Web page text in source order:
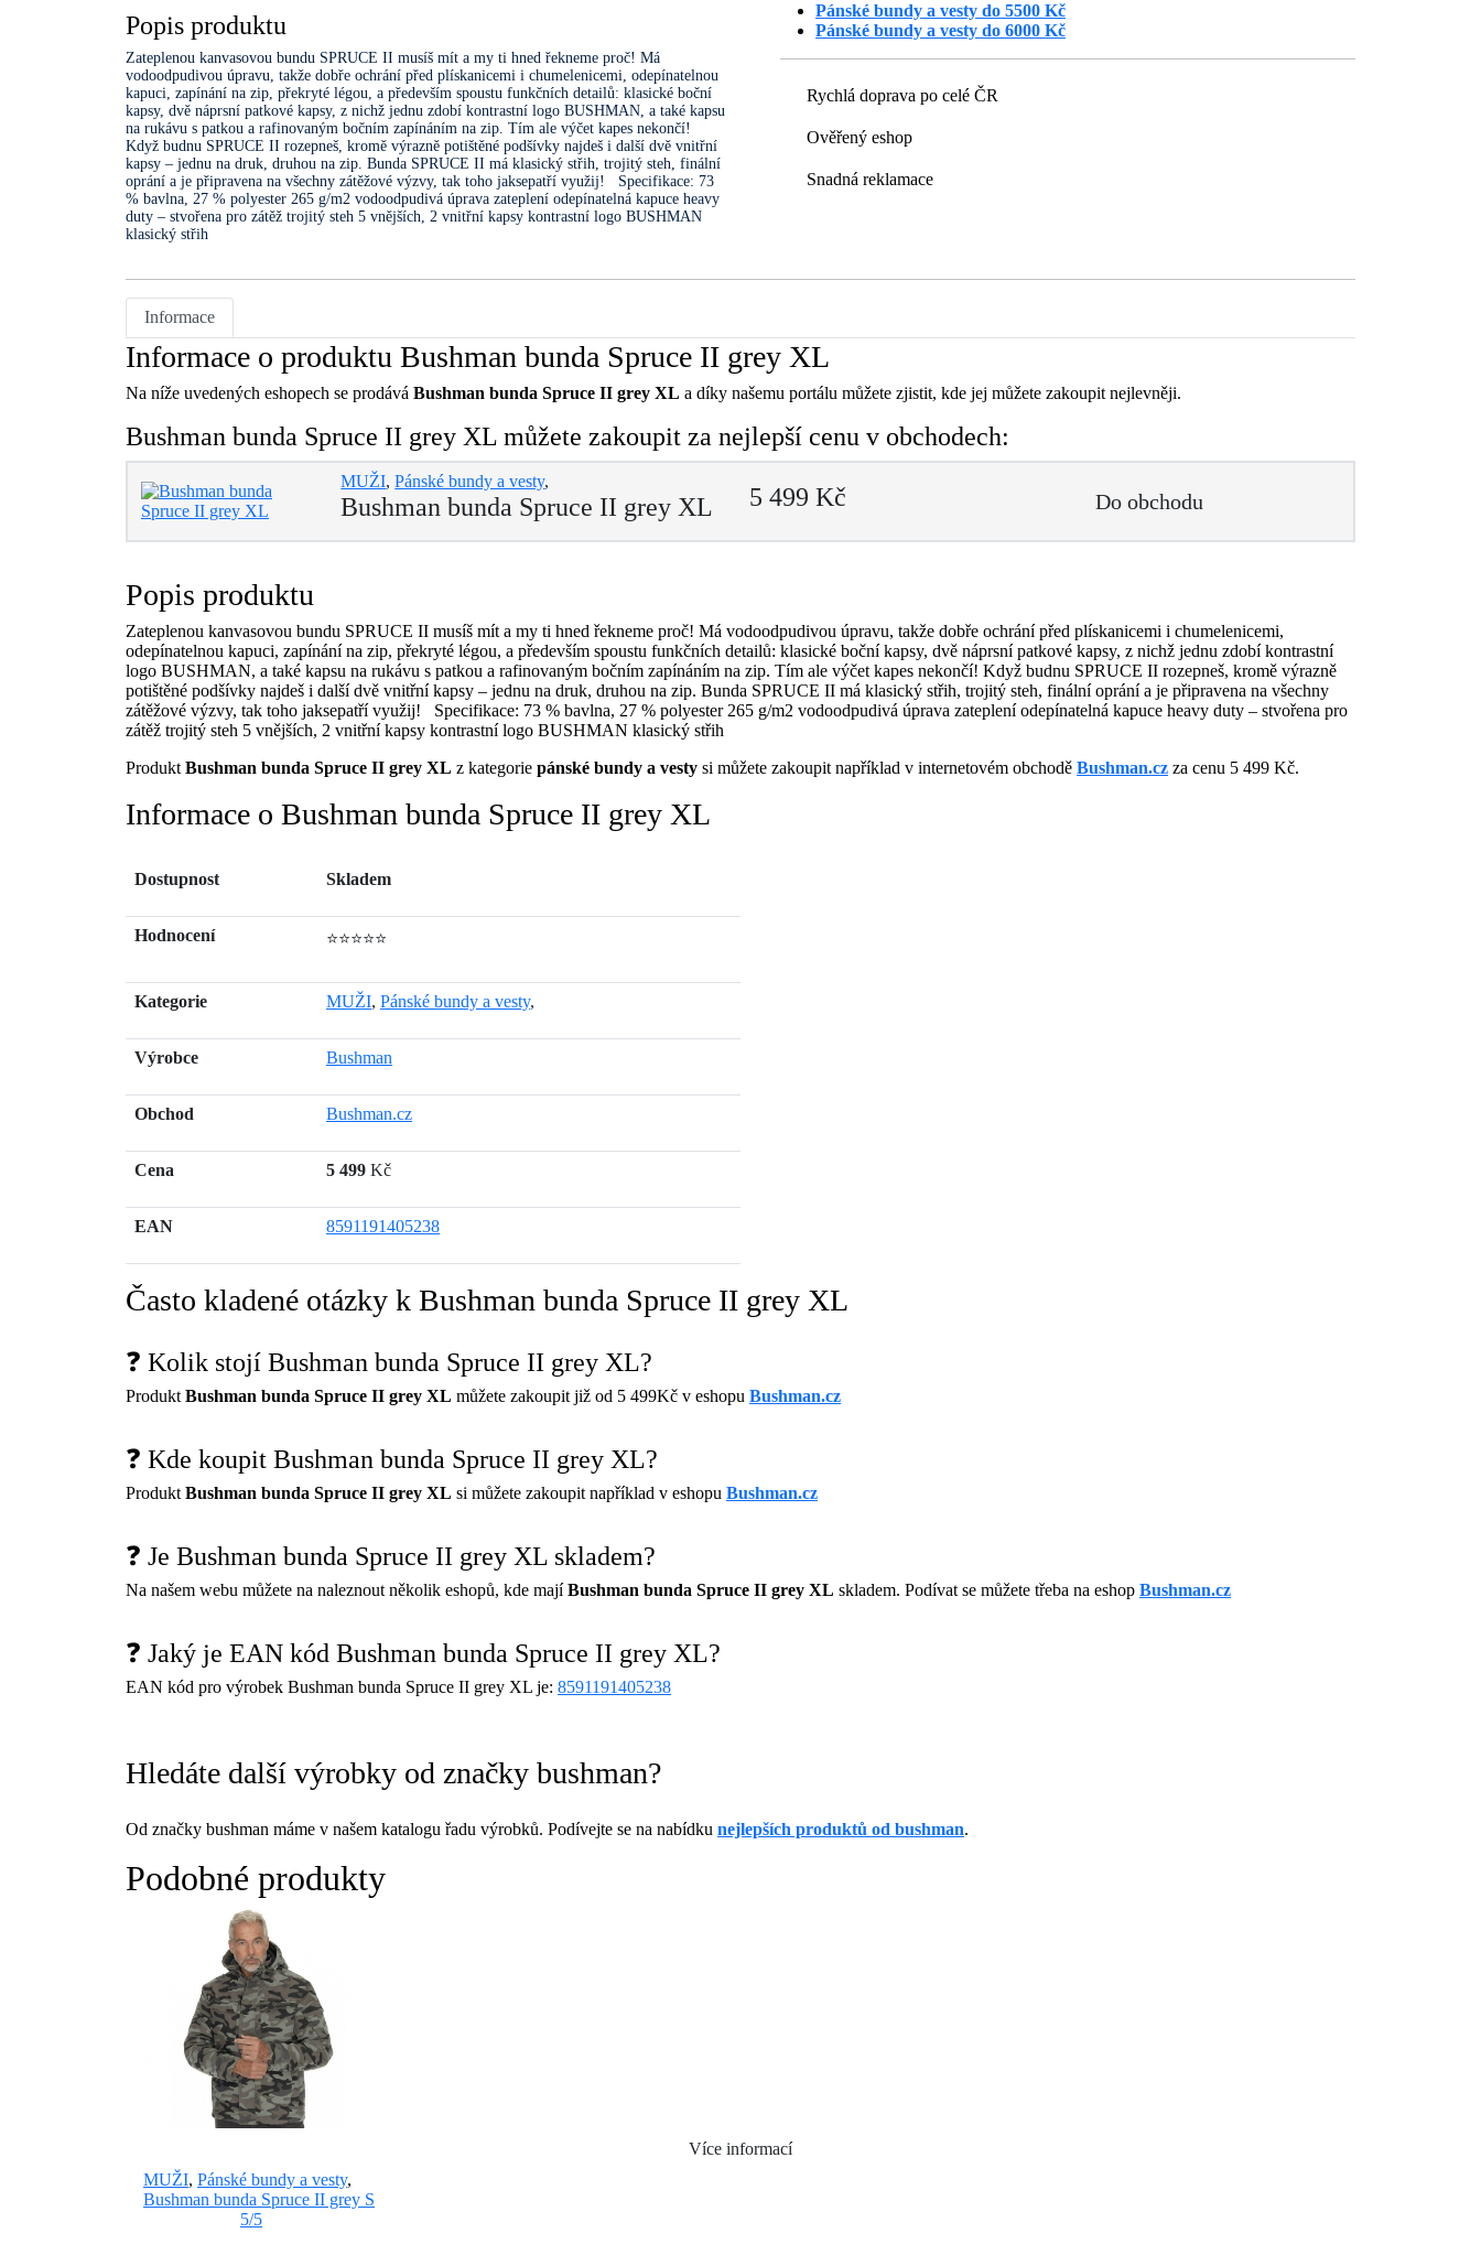
Popis produktu
Zateplenou kanvasovou bundu SPRUCE II musíš mít a my ti hned řekneme proč! Má
vodoodpudivou úpravu, takže dobře ochrání před plískanicemi i chumelenicemi, odepínatelnou
kapuci, zapínání na zip, překryté légou, a především spoustu funkčních detailů: klasické boční
kapsy, dvě náprsní patkové kapsy, z nichž jednu zdobí kontrastní logo BUSHMAN, a také kapsu
na rukávu s patkou a rafinovaným bočním zapínáním na zip. Tím ale výčet kapes nekončí!
Když budnu SPRUCE II rozepneš, kromě výrazně potištěné podšívky najdeš i další dvě vnitřní
kapsy – jednu na druk, druhou na zip. Bunda SPRUCE II má klasický střih, trojitý steh, finální
oprání a je připravena na všechny zátěžové výzvy, tak toho jaksepatří využij! Specifikace: 73
% bavlna, 27 % polyester 265 g/m2 vodoodpudivá úprava zateplení odepínatelná kapuce heavy
duty – stvořena pro zátěž trojitý steh 5 vnějších, 2 vnitřní kapsy kontrastní logo BUSHMAN
klasický střih
Pánské bundy a vesty do 5500 Kč
Pánské bundy a vesty do 6000 Kč
Rychlá doprava po celé ČR
Ověřený eshop
Snadná reklamace
Informace
Informace o produktu Bushman bunda Spruce II grey XL
Na níže uvedených eshopech se prodává Bushman bunda Spruce II grey XL a díky našemu portálu můžete zjistit, kde jej můžete zakoupit nejlevněji.
Bushman bunda Spruce II grey XL můžete zakoupit za nejlepší cenu v obchodech:
MUŽI,Pánské bundy a vesty,
Bushman bunda Spruce II grey XL 5 499 Kč Do obchodu
Popis produktu
Zateplenou kanvasovou bundu SPRUCE II musíš mít a my ti hned řekneme proč! Má vodoodpudivou úpravu, takže dobře ochrání před plískanicemi i chumelenicemi,
odepínatelnou kapuci, zapínání na zip, překryté légou, a především spoustu funkčních detailů: klasické boční kapsy, dvě náprsní patkové kapsy, z nichž jednu zdobí kontrastní
logo BUSHMAN, a také kapsu na rukávu s patkou a rafinovaným bočním zapínáním na zip. Tím ale výčet kapes nekončí! Když budnu SPRUCE II rozepneš, kromě výrazně
potištěné podšívky najdeš i další dvě vnitřní kapsy – jednu na druk, druhou na zip. Bunda SPRUCE II má klasický střih, trojitý steh, finální oprání a je připravena na všechny
zátěžové výzvy, tak toho jaksepatří využij! Specifikace: 73 % bavlna, 27 % polyester 265 g/m2 vodoodpudivá úprava zateplení odepínatelná kapuce heavy duty – stvořena pro
zátěž trojitý steh 5 vnějších, 2 vnitřní kapsy kontrastní logo BUSHMAN klasický střih
Produkt Bushman bunda Spruce II grey XL z kategorie pánské bundy a vesty si můžete zakoupit například v internetovém obchodě Bushman.cz za cenu 5 499 Kč.
Informace o Bushman bunda Spruce II grey XL
Dostupnost Skladem
Hodnocení ⭐⭐⭐⭐⭐
Kategorie MUŽI, Pánské bundy a vesty,
Výrobce Bushman
Obchod Bushman.cz
Cena 5 499 Kč
EAN 8591191405238
Často kladené otázky k Bushman bunda Spruce II grey XL
❓ Kolik stojí Bushman bunda Spruce II grey XL?
Produkt Bushman bunda Spruce II grey XL můžete zakoupit již od 5 499Kč v eshopu Bushman.cz
❓ Kde koupit Bushman bunda Spruce II grey XL?
Produkt Bushman bunda Spruce II grey XL si můžete zakoupit například v eshopu Bushman.cz
❓ Je Bushman bunda Spruce II grey XL skladem?
Na našem webu můžete na naleznout několik eshopů, kde majíBushman bunda Spruce II grey XL skladem. Podívat se můžete třeba na eshop Bushman.cz
❓ Jaký je EAN kód Bushman bunda Spruce II grey XL?
EAN kód pro výrobek Bushman bunda Spruce II grey XL je: 8591191405238
Hledáte další výrobky od značky bushman?
Od značky bushman máme v našem katalogu řadu výrobků. Podívejte se na nabídku nejlepších produktů od bushman.
Podobné produkty
Více informací
MUŽI, Pánské bundy a vesty,
Bushman bunda Spruce II grey S
5/5